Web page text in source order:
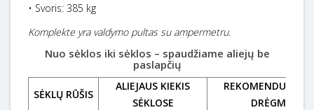
• Svoris: 385 kg
Komplekte yra valdymo pultas su ampermetru.
Nuo sėklos iki sėklos – spaudžiame aliejų be
paslapčių
SĖKLŲ RŪŠIS
ALIEJAUS KIEKIS
SĖKLOSE
DRĖGMĖ